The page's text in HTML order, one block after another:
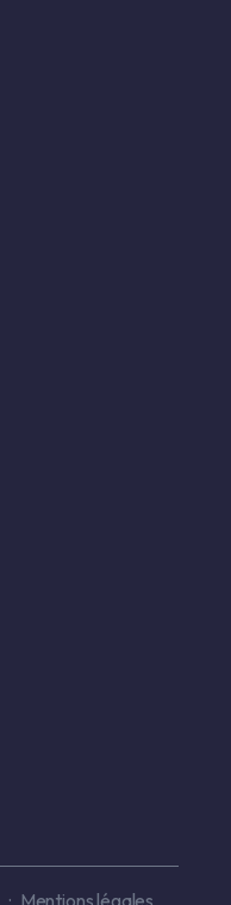
Mentions légales